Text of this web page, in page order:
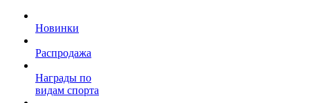
Новинки
Распродажа
Награды по
видам спорта